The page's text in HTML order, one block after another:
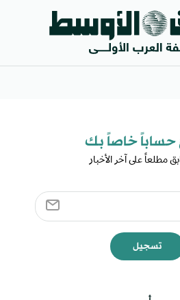
حساباً خاصاً بك​
مطلعاً على آخر الأخبار
تسجيل